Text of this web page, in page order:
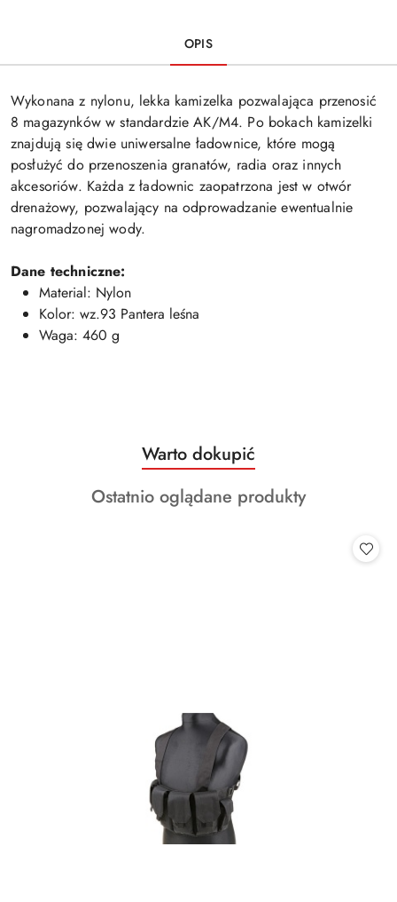
OPIS
Wykonana z nylonu, lekka kamizelka pozwalająca przenosić
8 magazynków w standardzie AK/M4. Po bokach kamizelki
znajdują się dwie uniwersalne ładownice, które mogą
posłużyć do przenoszenia granatów, radia oraz innych
akcesoriów. Każda z ładownic zaopatrzona jest w otwór
drenażowy, pozwalający na odprowadzanie ewentualnie
nagromadzonej wody.
Dane techniczne:
Material: Nylon
Kolor: wz.93 Pantera leśna
Waga: 460 g
Pomiń karuzelę produktów
Produkty
o
statusie:
Warto dokupić
Produkty
Ostatnio oglądane produkty